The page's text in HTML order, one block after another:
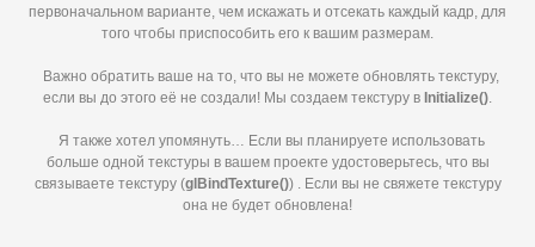
первоначальном варианте, чем искажать и отсекать каждый кадр, для
того чтобы приспособить его к вашим размерам.
Важно обратить ваше на то, что вы не можете обновлять текстуру,
если вы до этого её не создали! Мы создаем текстуру в Initialize().
Я также хотел упомянуть… Если вы планируете использовать
больше одной текстуры в вашем проекте удостоверьтесь, что вы
связываете текстуру (glBindTexture()) . Если вы не свяжете текстуру
она не будет обновлена!